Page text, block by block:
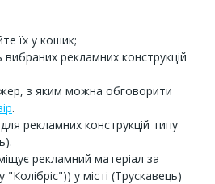
їх у кошик;
рекламних конструкцій
з яким можна обговорити
.
рекламних конструкцій типу
рекламний матеріал за
у місті (Трускавець)